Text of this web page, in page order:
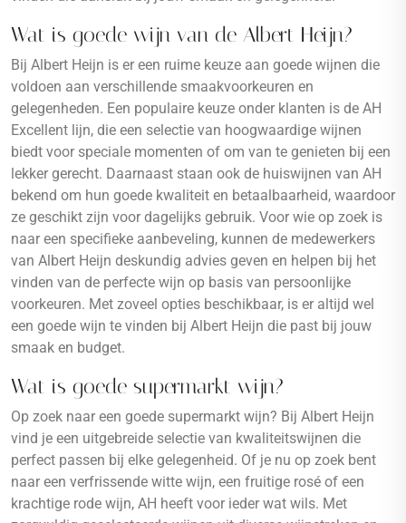
Wat is goede wijn van de Albert Heijn?
Bij Albert Heijn is er een ruime keuze aan goede wijnen die
voldoen aan verschillende smaakvoorkeuren en
gelegenheden. Een populaire keuze onder klanten is de AH
Excellent lijn, die een selectie van hoogwaardige wijnen
biedt voor speciale momenten of om van te genieten bij een
lekker gerecht. Daarnaast staan ook de huiswijnen van AH
bekend om hun goede kwaliteit en betaalbaarheid, waardoor
ze geschikt zijn voor dagelijks gebruik. Voor wie op zoek is
naar een specifieke aanbeveling, kunnen de medewerkers
van Albert Heijn deskundig advies geven en helpen bij het
vinden van de perfecte wijn op basis van persoonlijke
voorkeuren. Met zoveel opties beschikbaar, is er altijd wel
een goede wijn te vinden bij Albert Heijn die past bij jouw
smaak en budget.
Wat is goede supermarkt wijn?
Op zoek naar een goede supermarkt wijn? Bij Albert Heijn
vind je een uitgebreide selectie van kwaliteitswijnen die
perfect passen bij elke gelegenheid. Of je nu op zoek bent
naar een verfrissende witte wijn, een fruitige rosé of een
krachtige rode wijn, AH heeft voor ieder wat wils. Met